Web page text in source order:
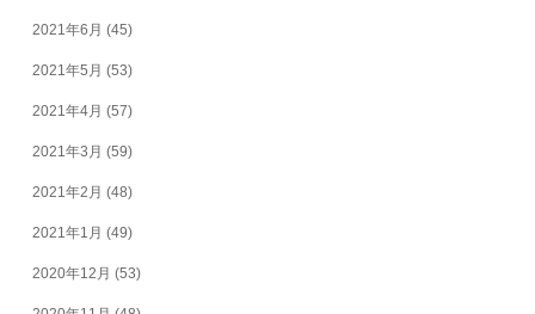
2021年6月 (45)
2021年5月 (53)
2021年4月 (57)
2021年3月 (59)
2021年2月 (48)
2021年1月 (49)
2020年12月 (53)